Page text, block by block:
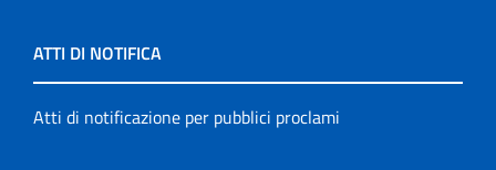
ATTI DI NOTIFICA
Atti di notificazione per pubblici proclami